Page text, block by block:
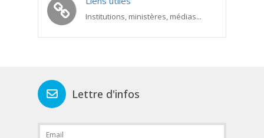
Institutions, ministères, médias...
Lettre d'infos